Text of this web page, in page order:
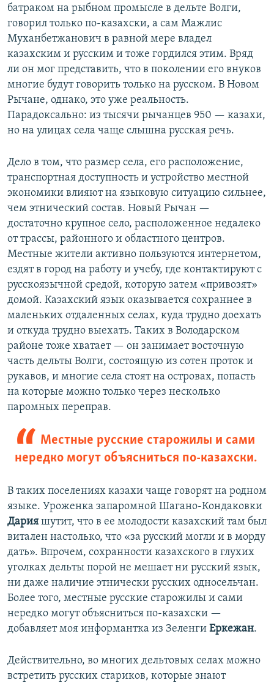
батраком на рыбном промысле в дельте Волги,
говорил только по-казахски, а сам Мажлис
Муханбетжанович в равной мере владел
казахским и русским и тоже гордился этим. Вряд
ли он мог представить, что в поколении его внуков
многие будут говорить только на русском. В Новом
Рычане, однако, это уже реальность.
Парадоксально: из тысячи рычанцев 950 — казахи,
но на улицах села чаще слышна русская речь.
Дело в том, что размер села, его расположение,
транспортная доступность и устройство местной
экономики влияют на языковую ситуацию сильнее,
чем этнический состав. Новый Рычан —
достаточно крупное село, расположенное недалеко
от трассы, районного и областного центров.
Местные жители активно пользуются интернетом,
ездят в город на работу и учебу, где контактируют с
русскоязычной средой, которую затем «привозят»
домой. Казахский язык оказывается сохраннее в
маленьких отдаленных селах, куда трудно доехать
и откуда трудно выехать. Таких в Володарском
районе тоже хватает — он занимает восточную
часть дельты Волги, состоящую из сотен проток и
рукавов, и многие села стоят на островах, попасть
на которые можно только через несколько
паромных переправ.
Местные русские старожилы и сами
нередко могут объясниться по-казахски.
В таких поселениях казахи чаще говорят на родном
языке. Уроженка запаромной Шагано-Кондаковки
Дария шутит, что в ее молодости казахский там был
витален настолько, что «за русский могли и в морду
дать». Впрочем, сохранности казахского в глухих
уголках дельты порой не мешает ни русский язык,
ни даже наличие этнически русских односельчан.
Более того, местные русские старожилы и сами
нередко могут объясниться по-казахски —
добавляет моя информантка из Зеленги Еркежан.
Действительно, во многих дельтовых селах можно
встретить русских стариков, которые знают